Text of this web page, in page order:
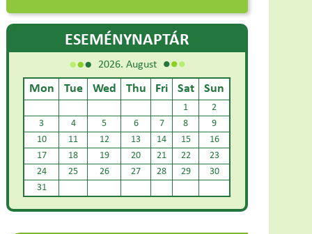
ESEMÉNYNAPTÁR
2026. August
Mon Tue Wed Thu Fri Sat Sun
1
2
3
4 5 6 7 8
9
10
11 12 13 14 15
16
17
18 19 20 21 22
23
24
25 26 27 28 29
30
31